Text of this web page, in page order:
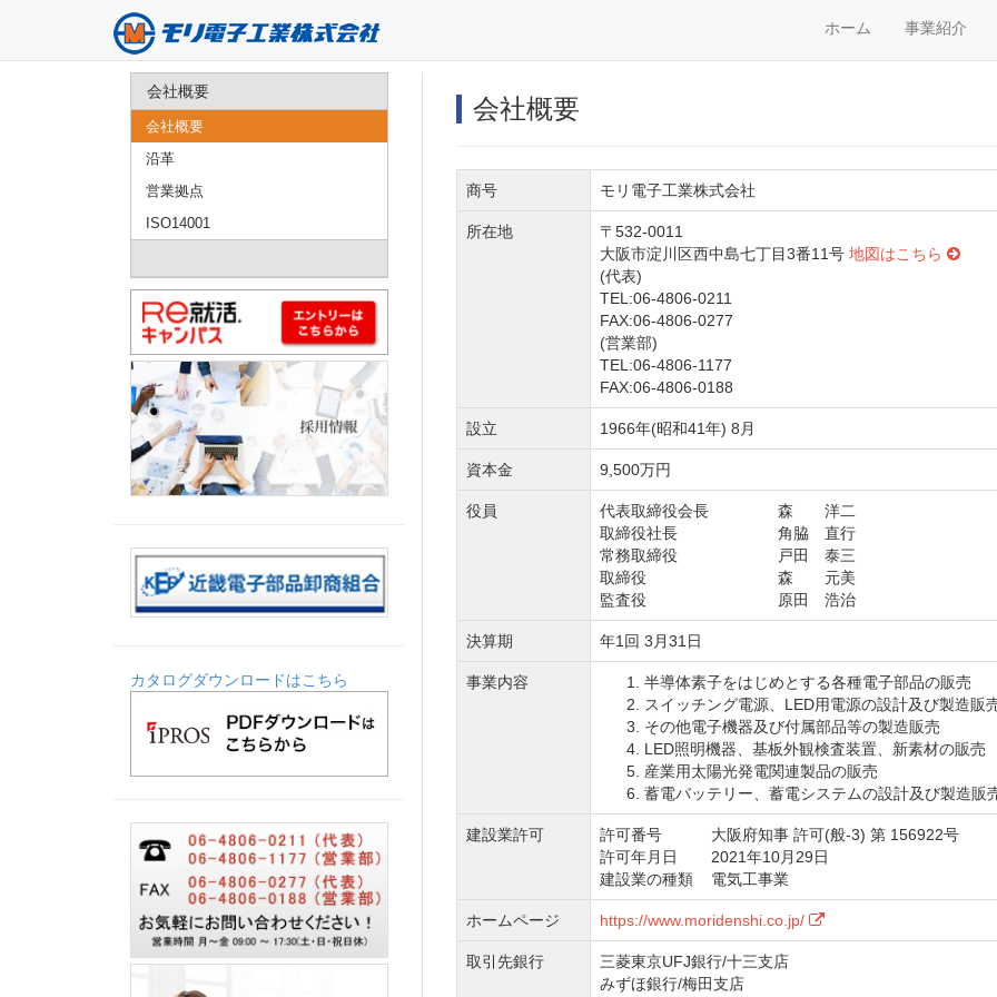
ホーム 事業紹介
会社概要
会社概要
沿革
営業拠点
ISO14001
カタログダウンロードはこちら
会社概要
商号 モリ電子工業株式会社
所在地
〒532-0011
大阪市淀川区西中島七丁目3番11号 地図はこちら
(代表)
TEL:06-4806-0211
FAX:06-4806-0277
(営業部)
TEL:06-4806-1177
FAX:06-4806-0188
設立 1966年(昭和41年) 8月
資本金 9,500万円
役員 代表取締役会長
森 洋二
取締役社長
角脇 直行
常務取締役
戸田 泰三
取締役
森 元美
監査役
原田 浩治
決算期 年1回 3月31日
事業内容
半導体素子をはじめとする各種電子部品の販売
スイッチング電源、LED用電源の設計及び製造販
その他電子機器及び付属部品等の製造販売
LED照明機器、基板外観検査装置、新素材の販売
産業用太陽光発電関連製品の販売
蓄電バッテリー、蓄電システムの設計及び製造販
建設業許可 許可番号
大阪府知事 許可(般-3) 第 156922号
許可年月日
2021年10月29日
建設業の種類
電気工事業
ホームページ https://www.moridenshi.co.jp/
取引先銀行
三菱東京UFJ銀行/十三支店
みずほ銀行/梅田支店